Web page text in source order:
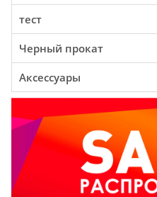
тест
Черный прокат
Аксессуары